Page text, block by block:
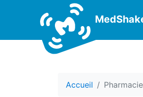
Accueil Pharmacie